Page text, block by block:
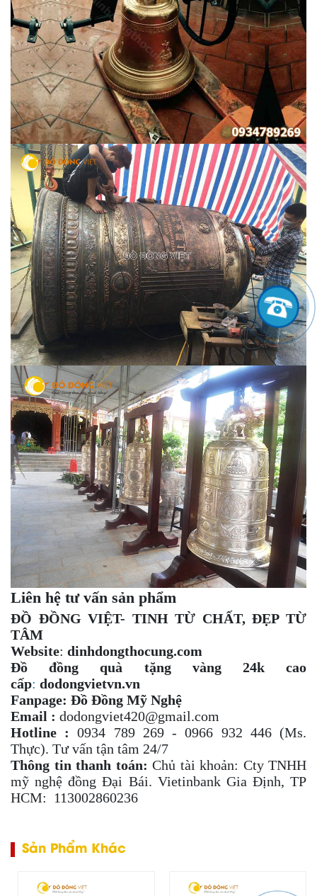
Liên hệ tư vấn sản phẩm
ĐỒ ĐỒNG VIỆT- TINH TỪ CHẤT, ĐẸP TỪ
TÂM
Website: dinhdongthocung.com
Đồ đồng quà tặng vàng 24k cao
cấp: dodongvietvn.vn
Fanpage: Đồ Đồng Mỹ Nghệ
Email : dodongviet420@gmail.com
Hotline : 0934 789 269 - 0966 932 446 (Ms.
Thực). Tư vấn tận tâm 24/7
Thông tin thanh toán: Chủ tài khoản: Cty TNHH
mỹ nghệ đồng Đại Bái. Vietinbank Gia Định, TP
HCM: 113002860236
Sản Phẩm Khác